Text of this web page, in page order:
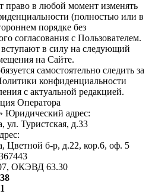
право в любой момент изменять
(полностью или в
порядке без
согласования с Пользователем.
в силу на следующий
на Сайте.
самостоятельно следить за
конфиденциальности
с актуальной редакцией.
Оператора
адрес:
ул. Туристская, д.33
Цветной б-р, д.22, кор.6, оф. 5
ОКЭВД 63.30